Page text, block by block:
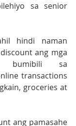
sa senior
hindi naman
ang mga
bumibili sa
transactions
groceries at
ang pamasahe